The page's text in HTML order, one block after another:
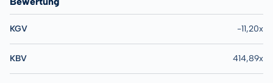
KGV -11,20x
KBV 414,89x